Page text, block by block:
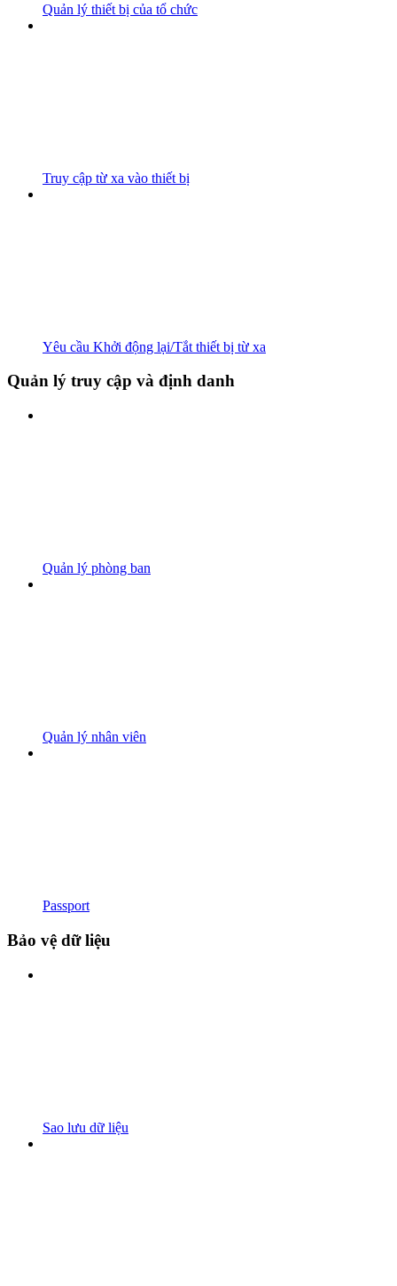
Quản lý thiết bị của tổ chức
Truy cập từ xa vào thiết bị
Yêu cầu Khởi động lại/Tắt thiết bị từ xa
Quản lý truy cập và định danh
Quản lý phòng ban
Quản lý nhân viên
Passport
Bảo vệ dữ liệu
Sao lưu dữ liệu